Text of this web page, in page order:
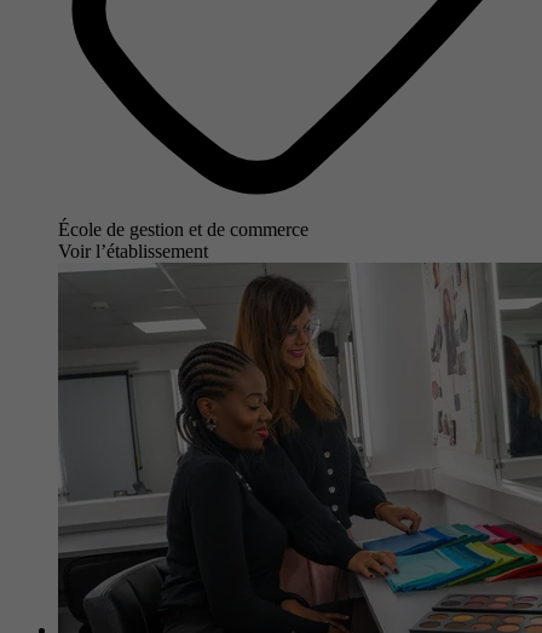
École de gestion et de commerce
Voir l’établissement